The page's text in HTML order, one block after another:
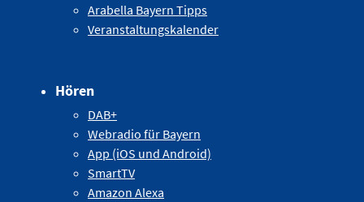
Arabella Bayern Tipps
Veranstaltungskalender
Hören
DAB+
Webradio für Bayern
App (iOS und Android)
SmartTV
Amazon Alexa